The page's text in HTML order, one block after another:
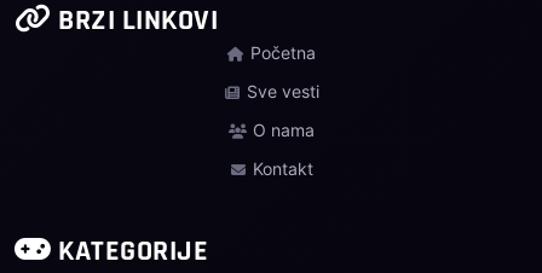
BRZI LINKOVI
Početna
Sve vesti
O nama
Kontakt
KATEGORIJE